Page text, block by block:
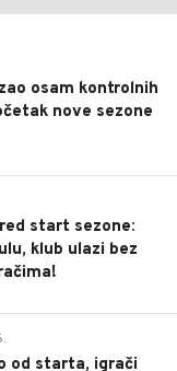
osam kontrolnih
nove sezone
start sezone:
klub ulazi bez
od starta, igrači